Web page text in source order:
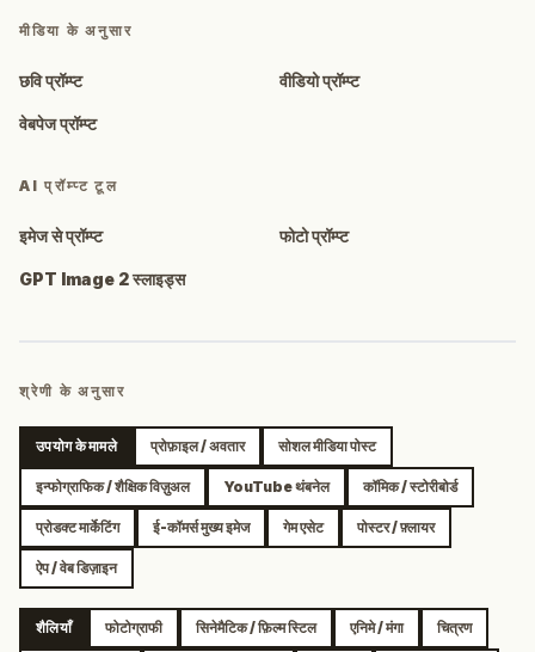
मीडिया के अनुसार
छवि प्रॉम्प्ट वीडियो प्रॉम्प्ट
वेबपेज प्रॉम्प्ट
AI प्रॉम्प्ट टूल
इमेज से प्रॉम्प्ट फोटो प्रॉम्प्ट
GPT Image 2 स्लाइड्स
श्रेणी के अनुसार
उपयोग के मामले प्रोफ़ाइल / अवतार सोशल मीडिया पोस्ट
इन्फोग्राफिक / शैक्षिक विज़ुअल YouTube थंबनेल कॉमिक / स्टोरीबोर्ड
प्रोडक्ट मार्केटिंग ई-कॉमर्स मुख्य इमेज गेम एसेट पोस्टर / फ़्लायर
ऐप / वेब डिज़ाइन
शैलियाँ फोटोग्राफी सिनेमैटिक / फ़िल्म स्टिल एनिमे / मंगा चित्रण